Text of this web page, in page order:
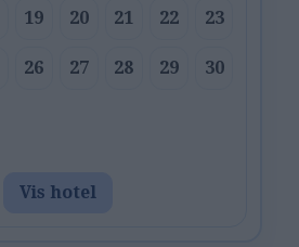
19 20 21 22 23
26 27 28 29 30
Vis hotel